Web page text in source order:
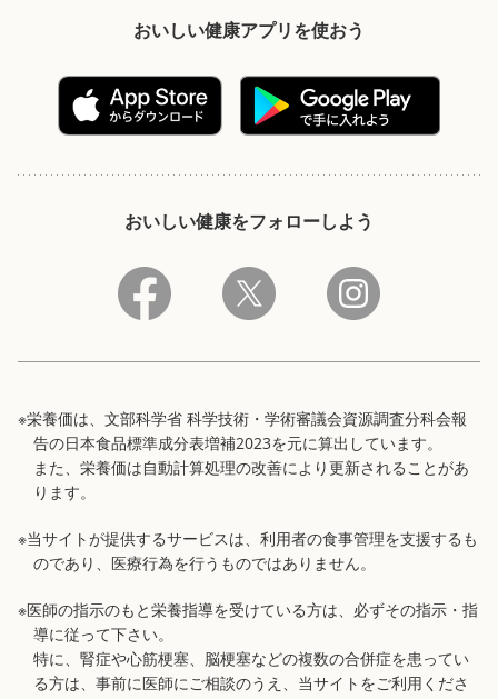
おいしい健康アプリを使おう
おいしい健康をフォローしよう
※栄養価は、文部科学省 科学技術・学術審議会資源調査分科会報
告の日本食品標準成分表増補2023を元に算出しています。
また、栄養価は自動計算処理の改善により更新されることがあ
ります。
※当サイトが提供するサービスは、利用者の食事管理を支援するも
のであり、医療行為を行うものではありません。
※医師の指示のもと栄養指導を受けている方は、必ずその指示・指
導に従って下さい。
特に、腎症や心筋梗塞、脳梗塞などの複数の合併症を患ってい
る方は、事前に医師にご相談のうえ、当サイトをご利用くださ